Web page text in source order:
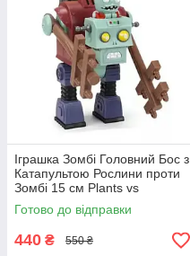
Іграшка Зомбі Головний Бос з
Катапультою Рослини проти
Зомбі 15 см Plants vs
Zombies (00140)
Готово до відправки
440 ₴ 550 ₴